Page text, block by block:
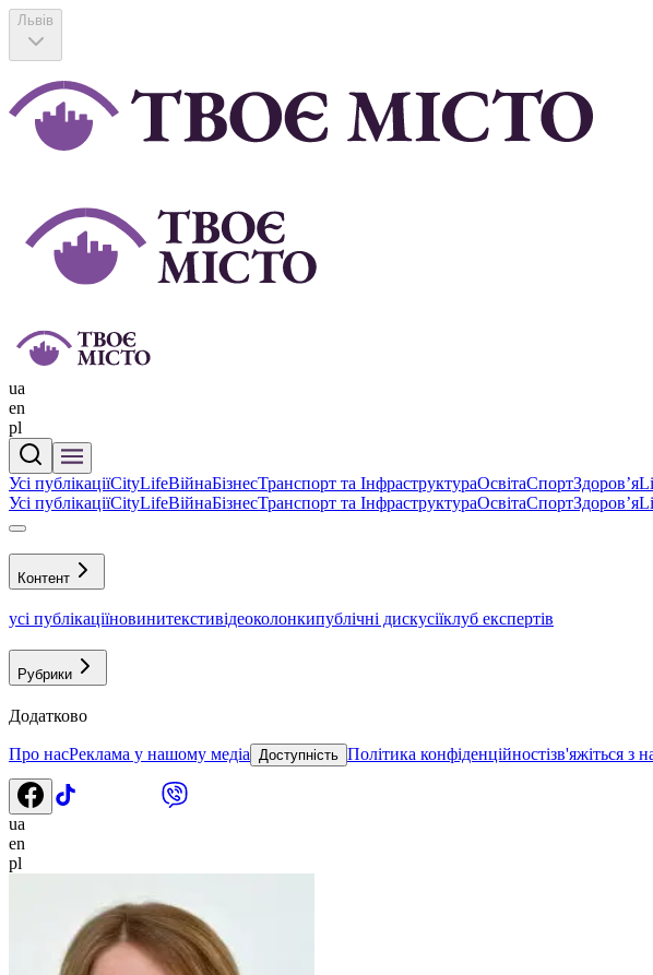
Львів
ua
en
pl
Усі публікаціїCityLifeВійнаБізнесТранспорт та ІнфраструктураОсвітаСпортЗдоровʼя
Усі публікаціїCityLifeВійнаБізнесТранспорт та ІнфраструктураОсвітаСпортЗдоровʼя
Контент
усі публікаціїновинитекстивідеоколонкипублічні дискусіїклуб експертів
Рубрики
Додатково
Про насРеклама у нашому медіа Доступність Політика конфіденційностізв'яжіться з
ua
en
pl